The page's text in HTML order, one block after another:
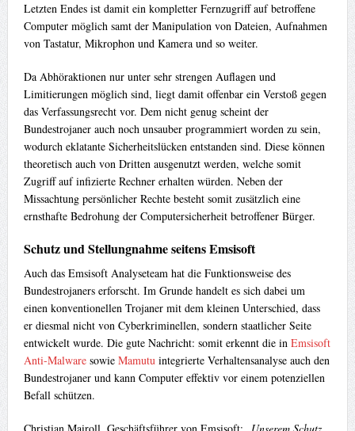
Letzten Endes ist damit ein kompletter Fernzugriff auf betroffene
Computer möglich samt der Manipulation von Dateien, Aufnahmen
von Tastatur, Mikrophon und Kamera und so weiter.
Da Abhöraktionen nur unter sehr strengen Auflagen und
Limitierungen möglich sind, liegt damit offenbar ein Verstoß gegen
das Verfassungsrecht vor. Dem nicht genug scheint der
Bundestrojaner auch noch unsauber programmiert worden zu sein,
wodurch eklatante Sicherheitslücken entstanden sind. Diese können
theoretisch auch von Dritten ausgenutzt werden, welche somit
Zugriff auf infizierte Rechner erhalten würden. Neben der
Missachtung persönlicher Rechte besteht somit zusätzlich eine
ernsthafte Bedrohung der Computersicherheit betroffener Bürger.
Schutz und Stellungnahme seitens Emsisoft
Auch das Emsisoft Analyseteam hat die Funktionsweise des
Bundestrojaners erforscht. Im Grunde handelt es sich dabei um
einen konventionellen Trojaner mit dem kleinen Unterschied, dass
er diesmal nicht von Cyberkriminellen, sondern staatlicher Seite
entwickelt wurde. Die gute Nachricht: somit erkennt die in Emsisoft
Anti-Malwaresowie Mamutuintegrierte Verhaltensanalyse auch den
Bundestrojaner und kann Computer effektiv vor einem potenziellen
Befall schützen.